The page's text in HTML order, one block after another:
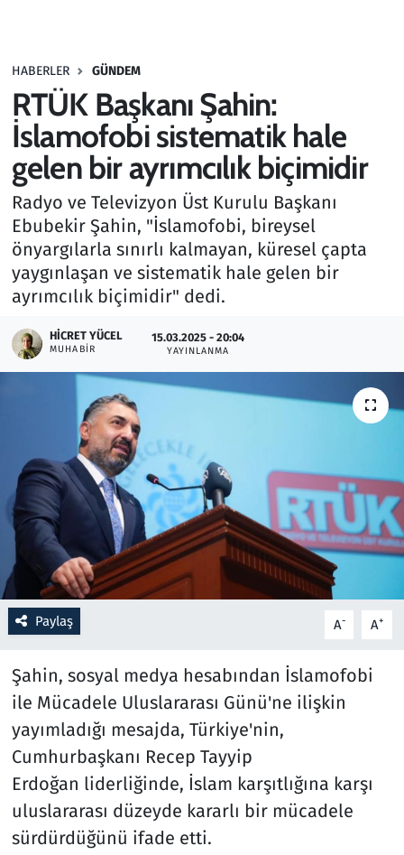
HABERLER GÜNDEM
RTÜK Başkanı Şahin:
İslamofobi sistematik hale
gelen bir ayrımcılık biçimidir
Radyo ve Televizyon Üst Kurulu Başkanı
Ebubekir Şahin, "İslamofobi, bireysel
önyargılarla sınırlı kalmayan, küresel çapta
yaygınlaşan ve sistematik hale gelen bir
ayrımcılık biçimidir" dedi.
HICRET YÜCEL
MUHABIR
15.03.2025 - 20:04
YAYINLANMA
Paylaş A- A+
Şahin, sosyal medya hesabından İslamofobi
ile Mücadele Uluslararası Günü'ne ilişkin
yayımladığı mesajda, Türkiye'nin,
Cumhurbaşkanı Recep Tayyip
Erdoğan liderliğinde, İslam karşıtlığına karşı
uluslararası düzeyde kararlı bir mücadele
sürdürdüğünü ifade etti.
Haber
Kültür Sanat
Kurumsal Haberler
Lezzet Durağı
Memur ve Kamu
Otomobil
Oyun
Ramazan
Resmi İlanlar
Rüya Tabirleri
Sağlık
Savunma Sanayi
Seçim 2023
Spor
Teknoloji ve Bilim
Televizyon